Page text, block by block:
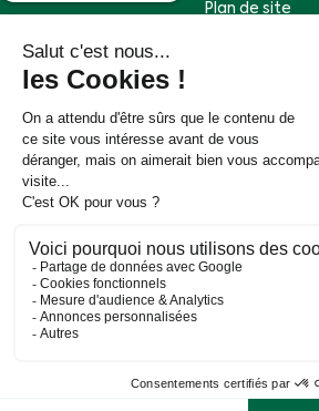
Plan de site
Politique de données
Accessibilité : partiellement